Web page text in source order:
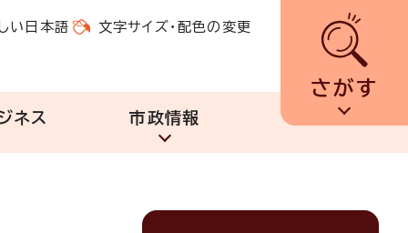
い日本語 文字サイズ・配色の変更
さがす
ネス 市政情報